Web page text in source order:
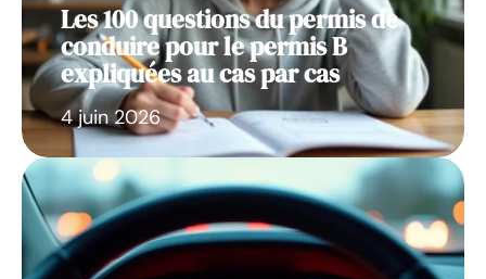
Les 100 questions du permis de
conduire pour le permis B
expliquées au cas par cas
4 juin 2026